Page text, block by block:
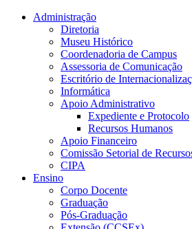
Conteúdo principal Menu principal
Administração
Diretoria
Museu Histórico
Coordenadoria de Campus
Assessoria de Comunicação
Escritório de
Informática
Apoio Administrativo
Expediente e Protocolo
Recursos Humanos
Apoio Financeiro
Comissão Setorial de
CIPA
Ensino
Corpo Docente
Graduação
Pós-Graduação